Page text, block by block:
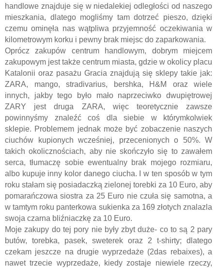
handlowe znajduje się w niedalekiej odległości od naszego
mieszkania, dlatego mogliśmy tam dotrzeć pieszo, dzięki
czemu ominęła nas wątpliwa przyjemność oczekiwania w
kilometrowym korku i pewny brak miejsc do zaparkowania.
Oprócz zakupów centrum handlowym, dobrym miejcem
zakupowym jest także centrum miasta, gdzie w okolicy placu
Katalonii oraz pasażu Gracia znajdują się sklepy takie jak:
ZARA, mango, stradivarius, bershka, H&M oraz wiele
innych, jakby tego było mało naprzeciwko dwupiętrowej
ZARY jest druga ZARA, więc teoretycznie zawsze
powinnyśmy znaleźć coś dla siebie w którymkolwiek
sklepie. Problemem jednak może być zobaczenie naszych
ciuchów kupionych wcześniej, przecenionych o 50%. W
takich okolicznościach, aby nie skończyło się to zawałem
serca, tłumaczę sobie ewentualny brak mojego rozmiaru,
albo kupuje inny kolor danego ciucha. I w ten sposób w tym
roku stałam się posiadaczką zielonej torebki za 10 Euro, aby
pomarańczowa siostra za 25 Euro nie czuła się samotna, a
w tamtym roku panterkowa sukienka za 169 złotych znalazla
swoja czarna bliźniaczkę za 10 Euro.
Moje zakupy do tej pory nie były zbyt duże- co to są 2 pary
butów, torebka, pasek, sweterek oraz 2 t-shirty; dlatego
czekam jeszcze na drugie wyprzedaże (2das rebaixes), a
nawet trzecie wyprzedaże, kiedy zostaje niewiele rzeczy,